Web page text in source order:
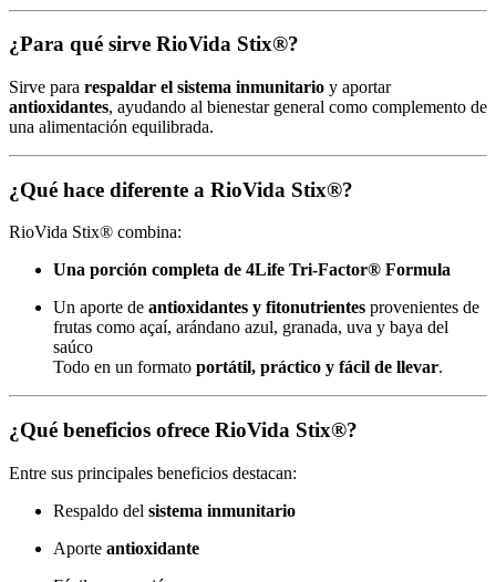
¿Para qué sirve RioVida Stix®?
Sirve para respaldar el sistema inmunitario y aportar
antioxidantes, ayudando al bienestar general como complemento de
una alimentación equilibrada.
¿Qué hace diferente a RioVida Stix®?
RioVida Stix® combina:
Una porción completa de 4Life Tri-Factor® Formula
Un aporte de antioxidantes y fitonutrientes provenientes de
frutas como açaí, arándano azul, granada, uva y baya del
saúco
Todo en un formato portátil, práctico y fácil de llevar.
¿Qué beneficios ofrece RioVida Stix®?
Entre sus principales beneficios destacan:
Respaldo del sistema inmunitario
Aporte antioxidante